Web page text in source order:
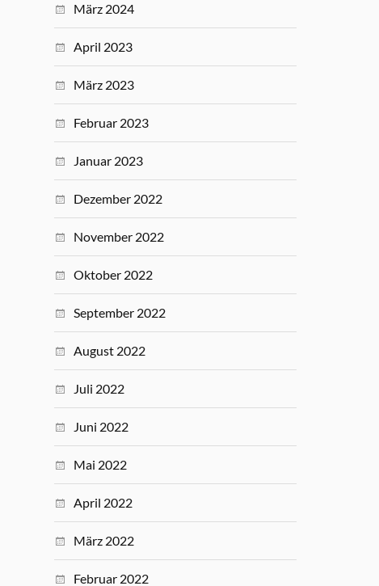
März 2024
April 2023
März 2023
Februar 2023
Januar 2023
Dezember 2022
November 2022
Oktober 2022
September 2022
August 2022
Juli 2022
Juni 2022
Mai 2022
April 2022
März 2022
Februar 2022